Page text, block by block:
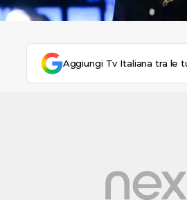
Aggiungi Tv Italiana tra le